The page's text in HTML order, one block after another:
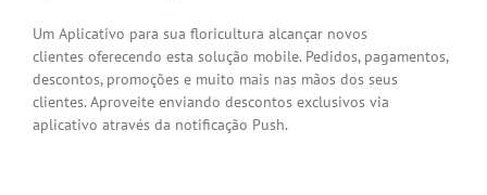
Um Aplicativo para sua floricultura alcançar novos
clientes oferecendo esta solução mobile. Pedidos, pagamentos,
descontos, promoções e muito mais nas mãos dos seus
clientes. Aproveite enviando descontos exclusivos via
aplicativo através da notificação Push.